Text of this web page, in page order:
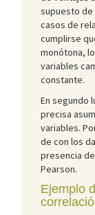
supuesto de
casos de
cumplirse
monótona,
variables
constante.
En segundo
precisa
variables.
de con los
presencia
Pearson.
Ejemplo